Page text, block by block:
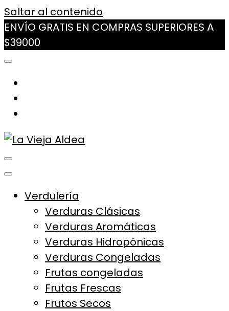
Saltar al contenido
ENVÍO GRATIS EN COMPRAS SUPERIORES A
$39000
Verdulería
Verduras Clásicas
Verduras Aromáticas
Verduras Hidropónicas
Verduras Congeladas
Frutas congeladas
Frutas Frescas
Frutos Secos